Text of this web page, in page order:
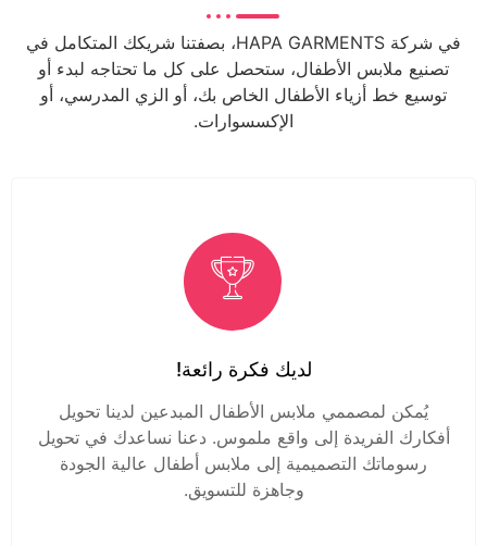
في شركة HAPA GARMENTS، بصفتنا شريكك المتكامل في
تصنيع ملابس الأطفال، ستحصل على كل ما تحتاجه لبدء أو
توسيع خط أزياء الأطفال الخاص بك، أو الزي المدرسي، أو
الإكسسوارات.
لديك فكرة رائعة!
يُمكن لمصممي ملابس الأطفال المبدعين لدينا تحويل
أفكارك الفريدة إلى واقع ملموس. دعنا نساعدك في تحويل
رسوماتك التصميمية إلى ملابس أطفال عالية الجودة
وجاهزة للتسويق.